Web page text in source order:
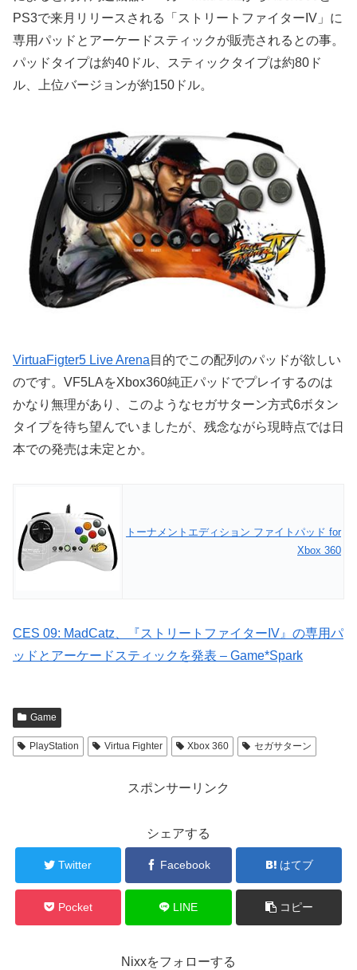
PS3で来月リリースされる「ストリートファイターIV」に
専用パッドとアーケードスティックが販売されるとの事。
パッドタイプは約40ドル、スティックタイプは約80ド
ル、上位バージョンが約150ドル。
VirtuaFigter5 Live Arena 目的でこの配列のパッドが欲しい
のです。VF5LAをXbox360純正パッドでプレイするのは
かなり無理があり、このようなセガサターン方式6ボタン
タイプを待ち望んでいましたが、残念ながら現時点では日
本での発売は未定とか。
トーナメントエディション ファイトパッド for
Xbox 360
CES 09: MadCatz、『ストリートファイターIV』の専用パ
ッドとアーケードスティックを発表 – Game*Spark
Game
PlayStation Virtua Fighter Xbox 360 セガサターン
スポンサーリンク
シェアする
Twitter Facebook はてブ
Pocket LINE コピー
Nixxをフォローする